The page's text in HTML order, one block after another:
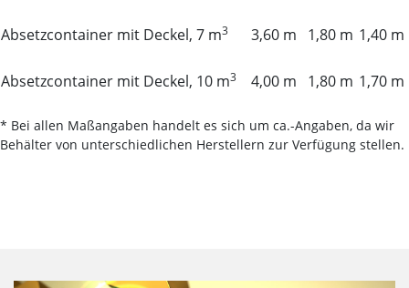
Absetzcontainer mit Deckel, 7 m3 3,60 m 1,80 m 1,40 m
Absetzcontainer mit Deckel, 10 m3 4,00 m 1,80 m 1,70 m
* Bei allen Maßangaben handelt es sich um ca.-Angaben, da wir
Behälter von unterschiedlichen Herstellern zur Verfügung stellen.